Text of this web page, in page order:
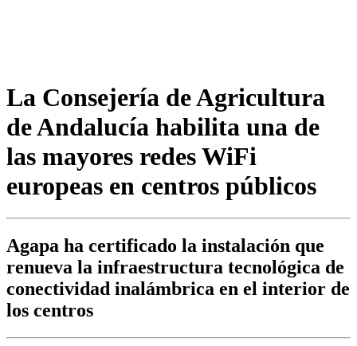
La Consejería de Agricultura
de Andalucía habilita una de
las mayores redes WiFi
europeas en centros públicos
Agapa ha certificado la instalación que
renueva la infraestructura tecnológica de
conectividad inalámbrica en el interior de
los centros